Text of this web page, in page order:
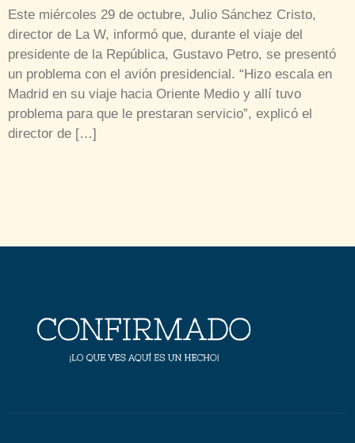
Este miércoles 29 de octubre, Julio Sánchez Cristo,
director de La W, informó que, durante el viaje del
presidente de la República, Gustavo Petro, se presentó
un problema con el avión presidencial. “Hizo escala en
Madrid en su viaje hacia Oriente Medio y allí tuvo
problema para que le prestaran servicio”, explicó el
director de […]